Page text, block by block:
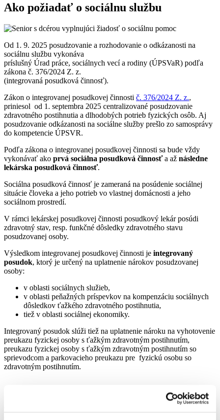
Ako požiadať o sociálnu službu
Od 1. 9. 2025 posudzovanie a rozhodovanie o odkázanosti na
sociálnu službu vykonáva
príslušný Úrad práce, sociálnych vecí a rodiny (ÚPSVaR) podľa
zákona č. 376/2024 Z. z.
(integrovaná posudková činnosť).
Zákon o integrovanej posudkovej činnosti č. 376/2024 Z. z.,
priniesol od 1. septembra 2025 centralizované posudzovanie
zdravotného postihnutia a dlhodobých potrieb fyzických osôb. Aj
posudzovanie odkázanosti na sociálne služby prešlo zo samosprávy
do kompetencie ÚPSVR.
Podľa zákona o integrovanej posudkovej činnosti sa bude vždy
vykonávať ako prvá sociálna posudková činnosťa až následne
lekárska posudková činnosť.
Sociálna posudková činnosť je zameraná na posúdenie sociálnej
situácie človeka a jeho potrieb vo vlastnej domácnosti a jeho
sociálnom prostredí.
V rámci lekárskej posudkovej činnosti posudkový lekár posúdi
zdravotný stav, resp. funkčné dôsledky zdravotného stavu
posudzovanej osoby.
Výsledkom integrovanej posudkovej činnosti je integrovaný
posudok, ktorý je určený na uplatnenie nárokov posudzovanej
osoby:
v oblasti sociálnych služieb,
v oblasti peňažných príspevkov na kompenzáciu sociálnych
dôsledkov ťažkého zdravotného postihnutia,
tiež v oblasti sociálnej ekonomiky.
Integrovaný posudok slúži tiež na uplatnenie nároku na vyhotovenie
preukazu fyzickej osoby s ťažkým zdravotným postihnutím,
preukazu fyzickej osoby s ťažkým zdravotným postihnutím so
sprievodcom a parkovacieho preukazu pre fyzickú osobu so
zdravotným postihnutím.
Ako postupovať, ak sa uchádzate o